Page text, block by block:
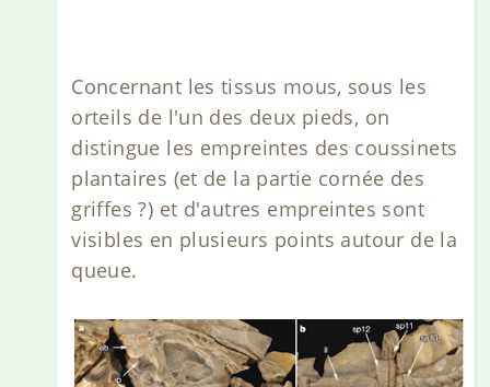
Concernant les tissus mous, sous les
orteils de l'un des deux pieds, on
distingue les empreintes des coussinets
plantaires (et de la partie cornée des
griffes ?) et d'autres empreintes sont
visibles en plusieurs points autour de la
queue.